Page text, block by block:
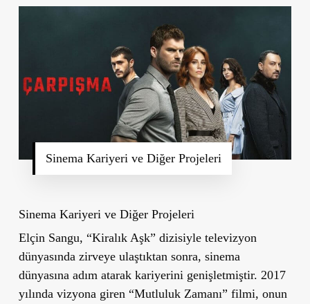
Sinema Kariyeri ve Diğer Projeleri
Sinema Kariyeri ve Diğer Projeleri
Elçin Sangu, “Kiralık Aşk” dizisiyle televizyon
dünyasında zirveye ulaştıktan sonra, sinema
dünyasına adım atarak kariyerini genişletmiştir. 2017
yılında vizyona giren “Mutluluk Zamanı” filmi, onun